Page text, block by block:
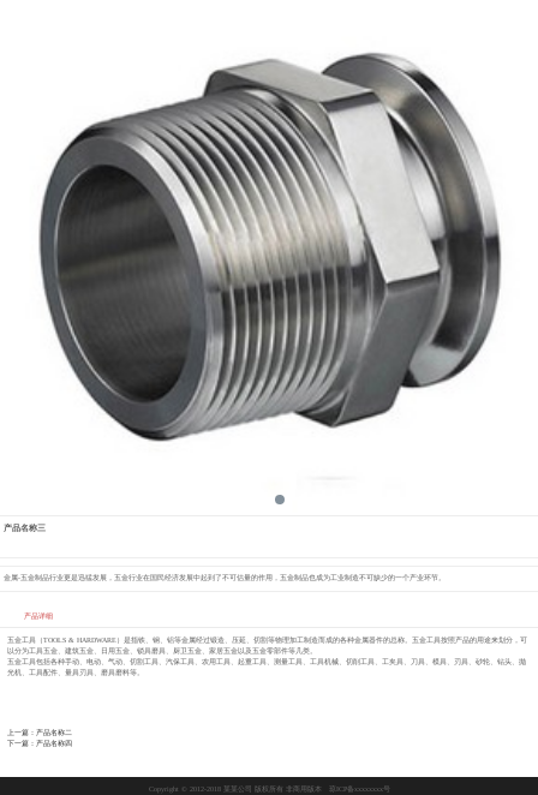
产品名称三
金属-五金制品行业更是迅猛发展，五金行业在国民经济发展中起到了不可估量的作用，五金制品也成为工业制造不可缺少的一个产业环节。
产品详细
五金工具（TOOLS & HARDWARE）是指铁、钢、铝等金属经过锻造、压延、切割等物理加工制造而成的各种金属器件的总称。五金工具按照产品的用途来划分，可
以分为工具五金、建筑五金、日用五金、锁具磨具、厨卫五金、家居五金以及五金零部件等几类。
五金工具包括各种手动、电动、气动、切割工具、汽保工具、农用工具、起重工具、测量工具、工具机械、切削工具、工夹具、刀具、模具、刃具、砂轮、钻头、抛
光机、工具配件、量具刃具、磨具磨料等。
上一篇：产品名称二
下一篇：产品名称四
Copyright © 2012-2018 某某公司 版权所有 非商用版本 琼ICP备xxxxxxxx号